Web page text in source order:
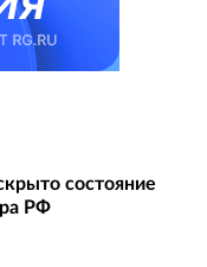
состояние
РФ